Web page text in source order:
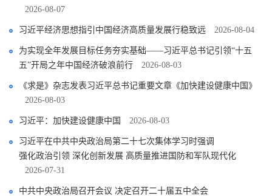
2026-08-07
习近平经济思想指引中国经济高质量发展行稳致远 2026-08-04
为实现全年发展目标任务夯实基础——习近平总书记引领“十五
五”开局之年中国经济破浪前行
2026-08-03
《求是》杂志发表习近平总书记重要文章《加快建设健康中国》
2026-08-03
习近平：加快建设健康中国 2026-08-03
习近平在中共中央政治局第二十七次集体学习时强调
强化政治引领 深化创新发展 高质量推进国防和军队现代化
2026-07-31
中共中央政治局召开会议 决定召开二十届五中全会